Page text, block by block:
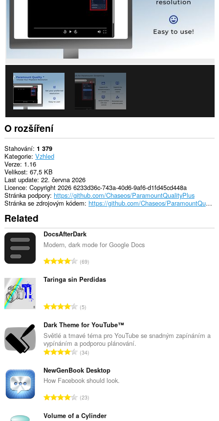
O rozšíření
Stahování 1 379
Kategorie Vzhled
Verze 1.16
Velikost 67,5 KB
Last update 22. června 2026
Licence Copyright 2026 6233d36c-743a-40d6-9af6-d1fd45cd448a
Stránka podpory https://github.com/Chaseos/ParamountQualityPlus
Stránka se zdrojovým kódem
https://github.com/Chaseos/ParamountQualityPlus
Related
DocsAfterDark
Modern, dark mode for Google Docs
C
v
p
o
č
e
t
h
d
o
69
Taringa sin Perdidas
C
l
k
o
v
p
o
č
e
t
5
Dark Theme for YouTube™
Světlé a tmavé téma pro YouTube se snadným zapínáním a
vypínáním a podporou plánování.
C
l
k
v
34
NewGenBook Desktop
How Facebook should look.
C
l
23
Volume of a Cylinder